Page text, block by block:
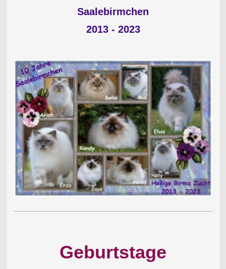
Saalebirmchen
2013 - 2023
Geburtstage